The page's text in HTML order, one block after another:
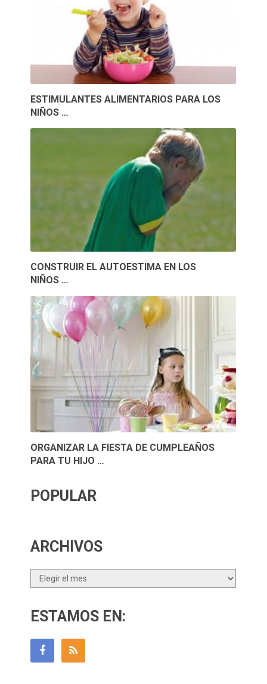
ESTIMULANTES ALIMENTARIOS PARA LOS
NIÑOS …
CONSTRUIR EL AUTOESTIMA EN LOS
NIÑOS …
ORGANIZAR LA FIESTA DE CUMPLEAÑOS
PARA TU HIJO …
POPULAR
ARCHIVOS
Archivos
ESTAMOS EN: